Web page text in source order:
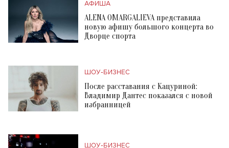
АФИША
ALENA OMARGALIEVA представила
новую афишу большого концерта во
Дворце спорта
ШОУ-БИЗНЕС
После расставания с Кацуриной:
Владимир Дантес показался с новой
избранницей
ШОУ-БИЗНЕС